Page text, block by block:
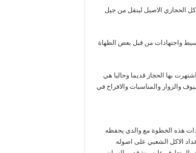
الحجازي الاصيل لينقل من جيل
واجتهادات من قبل بعض الطهاة
بها الحجاز قديما وحاليا هي
والزوار والمناسبات والافراح في
بالسليق الطائفي الاستاذ سعود الوقداني: منذ العام ١٩٩١ م بدات هذه الخطوة مع والدي يحفظه
الاكل الشعبي على اصوله